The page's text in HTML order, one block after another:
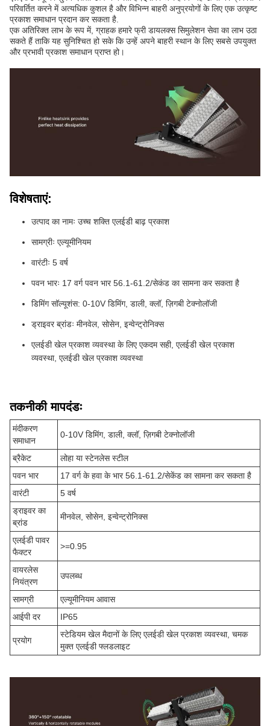
परिवर्तित करने में अत्यधिक कुशल है और विभिन्न बाहरी अनुप्रयोगों के लिए एक उत्कृष्ट
प्रकाश समाधान प्रदान कर सकता है.
एक अतिरिक्त लाभ के रूप में, ग्राहक हमारे फ्री डायलक्स सिमुलेशन सेवा का लाभ उठा
सकते हैं ताकि यह सुनिश्चित हो सके कि उन्हें अपने बाहरी स्थान के लिए सबसे उपयुक्त
और प्रभावी प्रकाश समाधान प्राप्त हो।
विशेषताएं:
उत्पाद का नामः उच्च शक्ति एलईडी बाढ़ प्रकाश
सामग्रीः एल्यूमीनियम
वारंटीः 5 वर्ष
पवन भारः 17 वर्ग पवन भार 56.1-61.2/सेकंड का सामना कर सकता है
डिमिंग सॉल्यूशंस: 0-10V डिमिंग, डाली, क्लॉ, ज़िगबी टेक्नोलॉजी
ड्राइवर ब्रांडः मीनवेल, सोसेन, इन्वेन्ट्रोनिक्स
एलईडी खेल प्रकाश व्यवस्था के लिए एकदम सही, एलईडी खेल प्रकाश
व्यवस्था, एलईडी खेल प्रकाश व्यवस्था
तकनीकी मापदंडः
मंदीकरण
समाधान
0-10V डिमिंग, डाली, क्लॉ, ज़िगबी टेक्नोलॉजी
ब्रैकेट
लोहा या स्टेनलेस स्टील
पवन भार
17 वर्ग के हवा के भार 56.1-61.2/सेकेंड का सामना कर सकता है
वारंटी
5 वर्ष
ड्राइवर का
ब्रांड
मीनवेल, सोसेन, इन्वेन्ट्रोनिक्स
एलईडी पावर
फैक्टर
>=0.95
वायरलेस
नियंत्रण
उपलब्ध
सामग्री
एल्यूमीनियम आवास
आईपी दर
IP65
प्रयोग
स्टेडियम खेल मैदानों के लिए एलईडी खेल प्रकाश व्यवस्था, चमक
मुक्त एलईडी फ्लडलाइट